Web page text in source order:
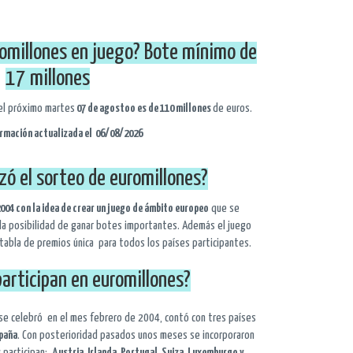
en juego? Bote mínimo de
17 millones
próximo martes 07 de agostoo es de 110 millonesde euros.
actualizada el 06/08/2026
el sorteo de euromillones?
con la idea de crear un juego de ámbito europeo que se
posibilidad de ganar botes importantes. Además el juego
de premios única para todos los países participantes.
en euromillones?
celebró en el mes febrero de 2004, contó con tres países
. Con posterioridad pasados unos meses se incorporaron